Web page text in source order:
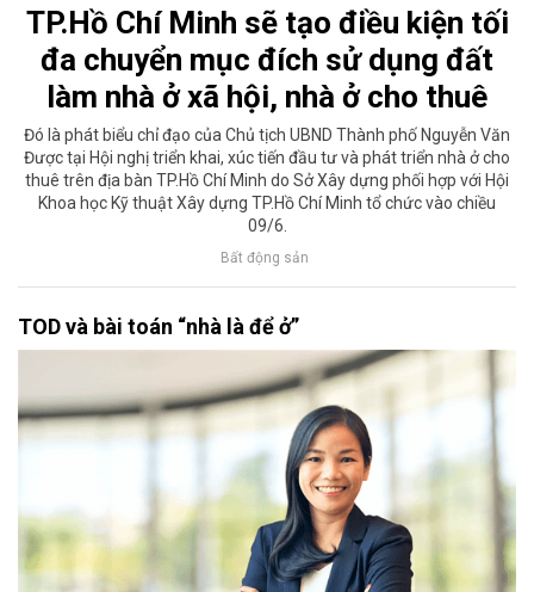
TP.Hồ Chí Minh sẽ tạo điều kiện tối
đa chuyển mục đích sử dụng đất
làm nhà ở xã hội, nhà ở cho thuê
Đó là phát biểu chỉ đạo của Chủ tịch UBND Thành phố Nguyễn Văn
Được tại Hội nghị triển khai, xúc tiến đầu tư và phát triển nhà ở cho
thuê trên địa bàn TP.Hồ Chí Minh do Sở Xây dựng phối hợp với Hội
Khoa học Kỹ thuật Xây dựng TP.Hồ Chí Minh tổ chức vào chiều
09/6.
Bất động sản
TOD và bài toán “nhà là để ở”